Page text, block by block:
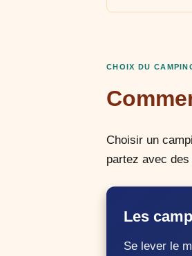
CHOIX DU
Choisir un
partez avec
Les
Se lever le